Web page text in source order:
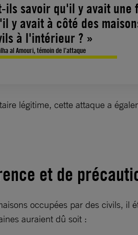
ils savoir qu'il y avait une
y avait à côté des
à l'intérieur ? »
al Amouri, témoin de l’attaque
légitime, cette attaque a
et de
occupées par des civils,
auraient dû soit :